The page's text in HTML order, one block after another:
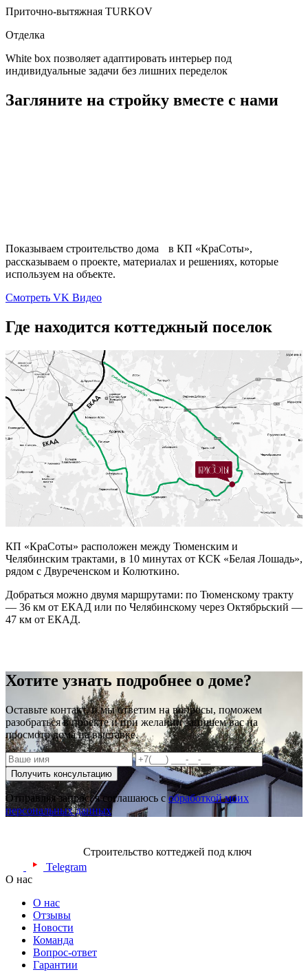
Приточно-вытяжная TURKOV
Отделка
White box позволяет адаптировать интерьер под
индивидуальные задачи без лишних переделок
Загляните на стройку вместе с нами
Показываем строительство дома в КП «КраСоты»,
рассказываем о проекте, материалах и решениях, которые
используем на объекте.
Смотреть VK Видео
Где находится коттеджный поселок
КП «КраСоты» расположен между Тюменским и
Челябинским трактами, в 10 минутах от КСК «Белая Лошадь»,
рядом с Двуреченском и Колюткино.
Добраться можно двумя маршрутами: по Тюменскому тракту
— 36 км от ЕКАД или по Челябинскому через Октябрьский —
47 км от ЕКАД.
Хотите узнать подробнее о доме?
Оставьте контакт, и мы ответим на вопросы, поможем
разобраться в проекте и при желании запишем вас на
просмотр дома на выставке.
Получить консультацию
Отправляя запрос, я соглашаюсь собработкой моих
персональных данных
Строительство коттеджей под ключ
Telegram
О нас
О нас
Отзывы
Новости
Команда
Вопрос-ответ
Гарантии